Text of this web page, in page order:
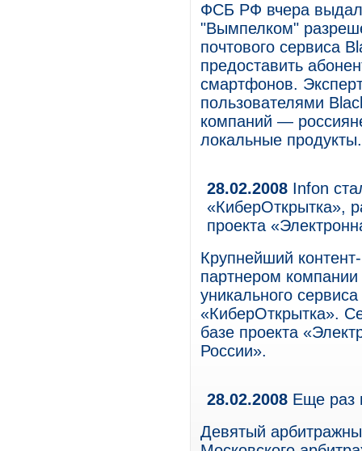
ФСБ РФ вчера
"Вымпелком"
почтового сервиса
предоставить
смартфонов.
пользователями
компаний —
локальные продукты.
28.02.2008 Infon
«КиберОткрытка»,
проекта
Крупнейший
партнером
уникального
«КиберОткрытка».
базе проекта
России».
28.02.2008 Еще раз
Девятый